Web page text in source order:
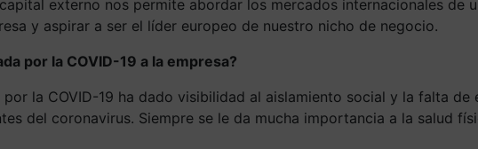
externo nos permite abordar los mercados internacionales de
y aspirar a ser el líder europeo de nuestro nicho de negocio.
por la COVID-19 a la empresa?
la COVID-19 ha dado visibilidad al aislamiento social y la falta
del coronavirus. Siempre se le da mucha importancia a la salud